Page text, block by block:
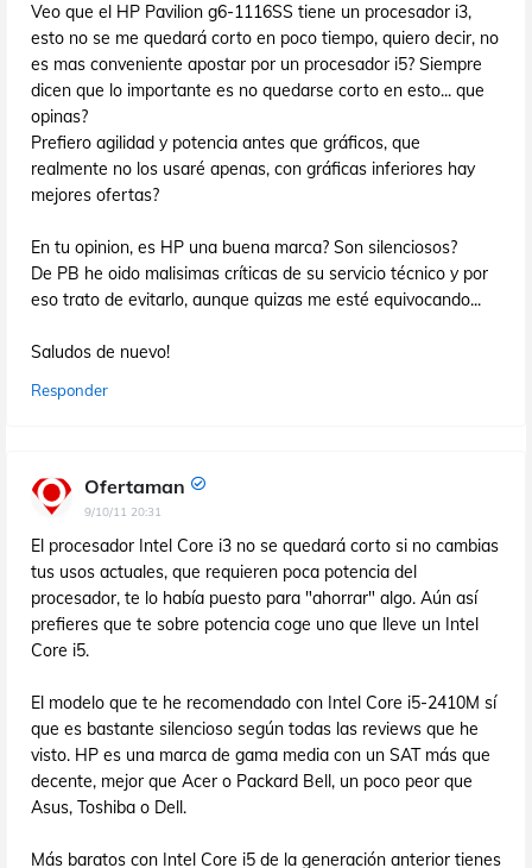
Veo que el HP Pavilion g6-1116SS tiene un procesador i3,
esto no se me quedará corto en poco tiempo, quiero decir, no
es mas conveniente apostar por un procesador i5? Siempre
dicen que lo importante es no quedarse corto en esto... que
opinas?
Prefiero agilidad y potencia antes que gráficos, que
realmente no los usaré apenas, con gráficas inferiores hay
mejores ofertas?
En tu opinion, es HP una buena marca? Son silenciosos?
De PB he oido malisimas críticas de su servicio técnico y por
eso trato de evitarlo, aunque quizas me esté equivocando...
Saludos de nuevo!
Responder
Ofertaman
9/10/11 20:31
El procesador Intel Core i3 no se quedará corto si no cambias
tus usos actuales, que requieren poca potencia del
procesador, te lo había puesto para "ahorrar" algo. Aún así
prefieres que te sobre potencia coge uno que lleve un Intel
Core i5.
El modelo que te he recomendado con Intel Core i5-2410M sí
que es bastante silencioso según todas las reviews que he
visto. HP es una marca de gama media con un SAT más que
decente, mejor que Acer o Packard Bell, un poco peor que
Asus, Toshiba o Dell.
Más baratos con Intel Core i5 de la generación anterior tienes